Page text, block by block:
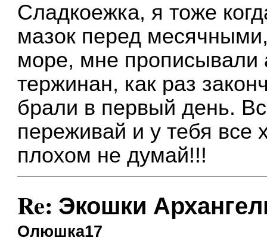
Сладкоежка, я тоже
мазок перед
море, мне прописывали
тержинан, как раз
брали в первый день.
переживай и у тебя все
плохом не думай!!!
Re: Экошки
Олюшка17